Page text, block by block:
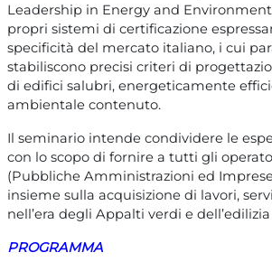
Leadership in Energy and
propri sistemi di certificazione
specificità del mercato italiano, i cui
stabiliscono precisi criteri di
di edifici salubri, energeticamente
ambientale contenuto.
Il seminario intende condividere le
con lo scopo di fornire a tutti gli
(Pubbliche Amministrazioni ed
insieme sulla acquisizione di lavori,
nell’era degli Appalti verdi e
PROGRAMMA